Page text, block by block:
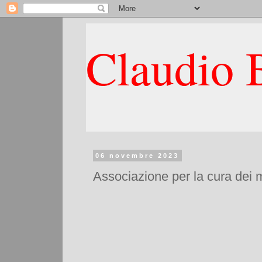
Claudio
06 novembre 2023
Associazione per la cura dei